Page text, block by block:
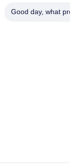
Good day, what